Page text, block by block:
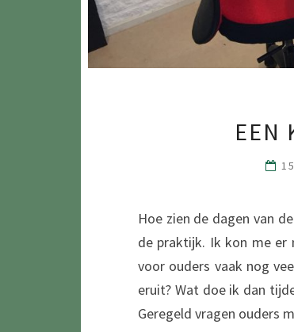
EEN
Hoe zien de dagen van
de praktijk. Ik kon me er
voor ouders vaak nog
eruit? Wat doe ik dan
Geregeld vragen ouders